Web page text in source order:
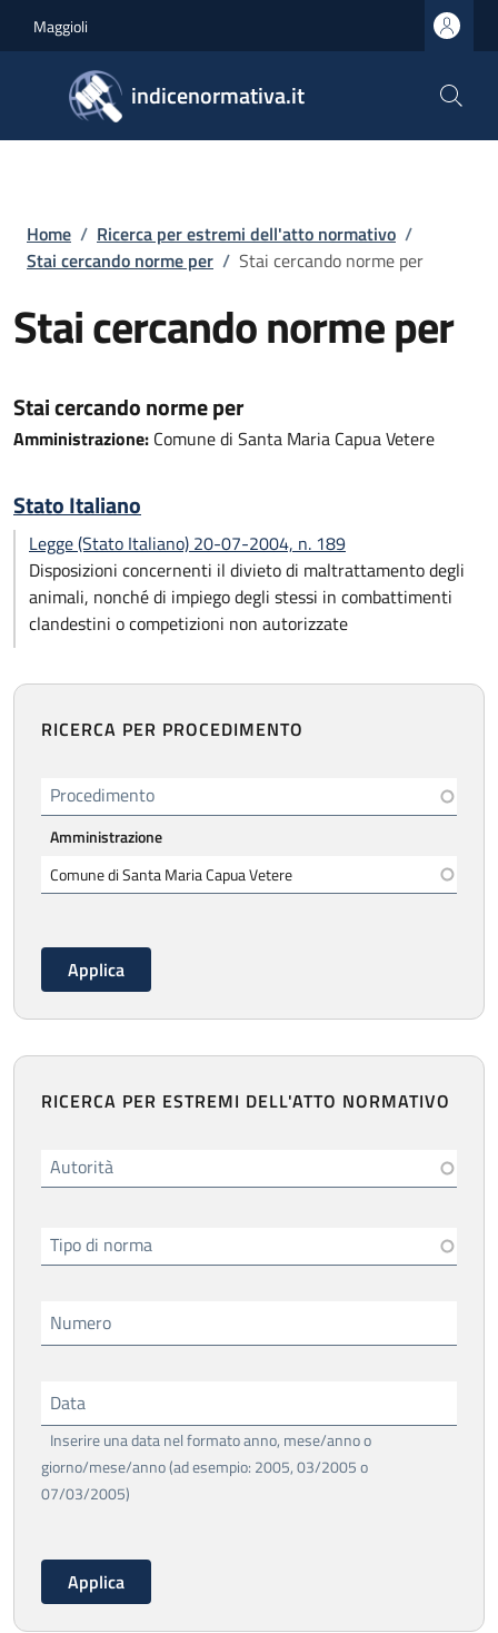
Maggioli
indicenormativa.it
Briciole di pane
Home / Ricerca per estremi dell'atto normativo /
Stai cercando norme per / Stai cercando norme per
Stai cercando norme per
Stai cercando norme per
Amministrazione: Comune di Santa Maria Capua Vetere
Stato Italiano
Legge (Stato Italiano) 20-07-2004, n. 189
Disposizioni concernenti il divieto di maltrattamento degli
animali, nonché di impiego degli stessi in combattimenti
clandestini o competizioni non autorizzate
RICERCA PER PROCEDIMENTO
Procedimento
Amministrazione
RICERCA PER ESTREMI DELL'ATTO NORMATIVO
Autorità
Tipo di norma
Numero
Data
Inserire una data nel formato anno, mese/anno o
giorno/mese/anno (ad esempio: 2005, 03/2005 o
07/03/2005)